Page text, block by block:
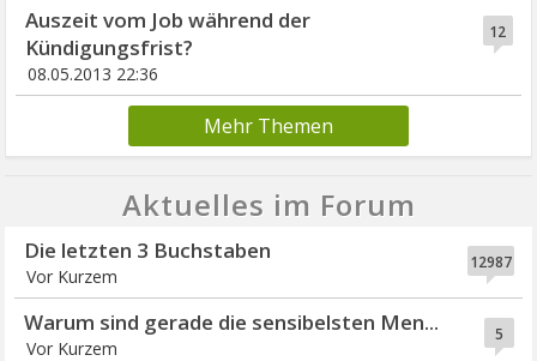
12
Auszeit vom Job während der
Kündigungsfrist?
08.05.2013 22:36
Mehr Themen
Aktuelles im Forum
12987
Die letzten 3 Buchstaben
Vor Kurzem
5
Warum sind gerade die sensibelsten Men...
Vor Kurzem